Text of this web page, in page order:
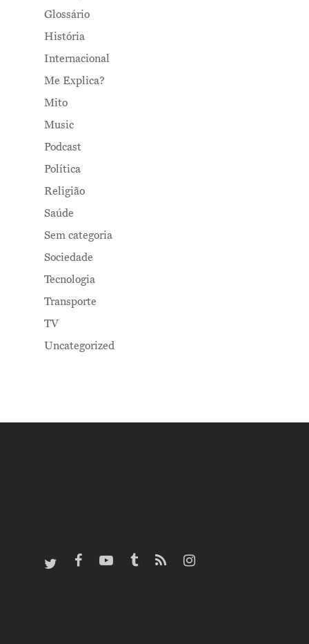
Glossário
História
Internacional
Me Explica?
Mito
Music
Podcast
Política
Religião
Saúde
Sem categoria
Sociedade
Tecnologia
Transporte
TV
Uncategorized